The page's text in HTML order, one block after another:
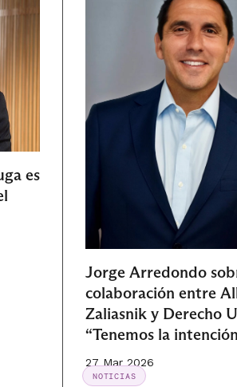
es
Jorge Arredondo
colaboración entre
Zaliasnik y Derecho
“Tenemos la
continúe
como un círculo
27 Mar 2026
NOTICIAS